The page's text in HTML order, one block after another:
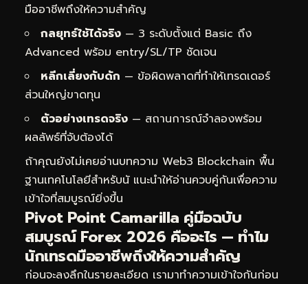
มืออาชีพถึงให้ความสำคัญ
กลยุทธ์ใช้ได้จริง — 3 ระดับตั้งแต่ Basic ถึง
Advanced พร้อม entry/SL/TP ชัดเจน
หลีกเลี่ยงกับดัก — ข้อผิดพลาดที่ทำให้เทรดเดอร์
ส่วนใหญ่ขาดทุน
ตัวอย่างเทรดจริง — สถานการณ์จำลองพร้อม
ผลลัพธ์ที่จับต้องได้
ถ้าคุณยังไม่เคยอ่านบทความ Web3 Blockchain พื้น
ฐานเทคโนโลยีสำหรับนัแนะนำให้อ่านควบคู่กันเพื่อความ
เข้าใจที่สมบูรณ์ยิ่งขึ้น
Pivot Point Camarilla คู่มือฉบับ
สมบูรณ์ Forex 2026 คืออะไร — ทำไม
นักเทรดมืออาชีพถึงให้ความสำคัญ
ก่อนจะลงลึกในรายละเอียด เรามาทำความเข้าใจกันก่อน